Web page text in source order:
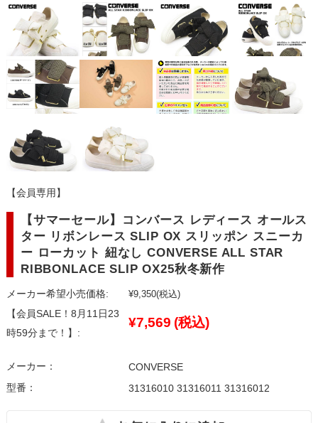
【会員専用】
【サマーセール】コンバース レディース オールス
ター リボンレース SLIP OX スリッポン スニーカ
ー ローカット 紐なし CONVERSE ALL STAR
RIBBONLACE SLIP OX25秋冬新作
メーカー希望小売価格: ¥9,350(税込)
【会員SALE！8月11日23
時59分まで！】:
¥7,569 (税込)
メーカー：
CONVERSE
型番：
31316010 31316011 31316012